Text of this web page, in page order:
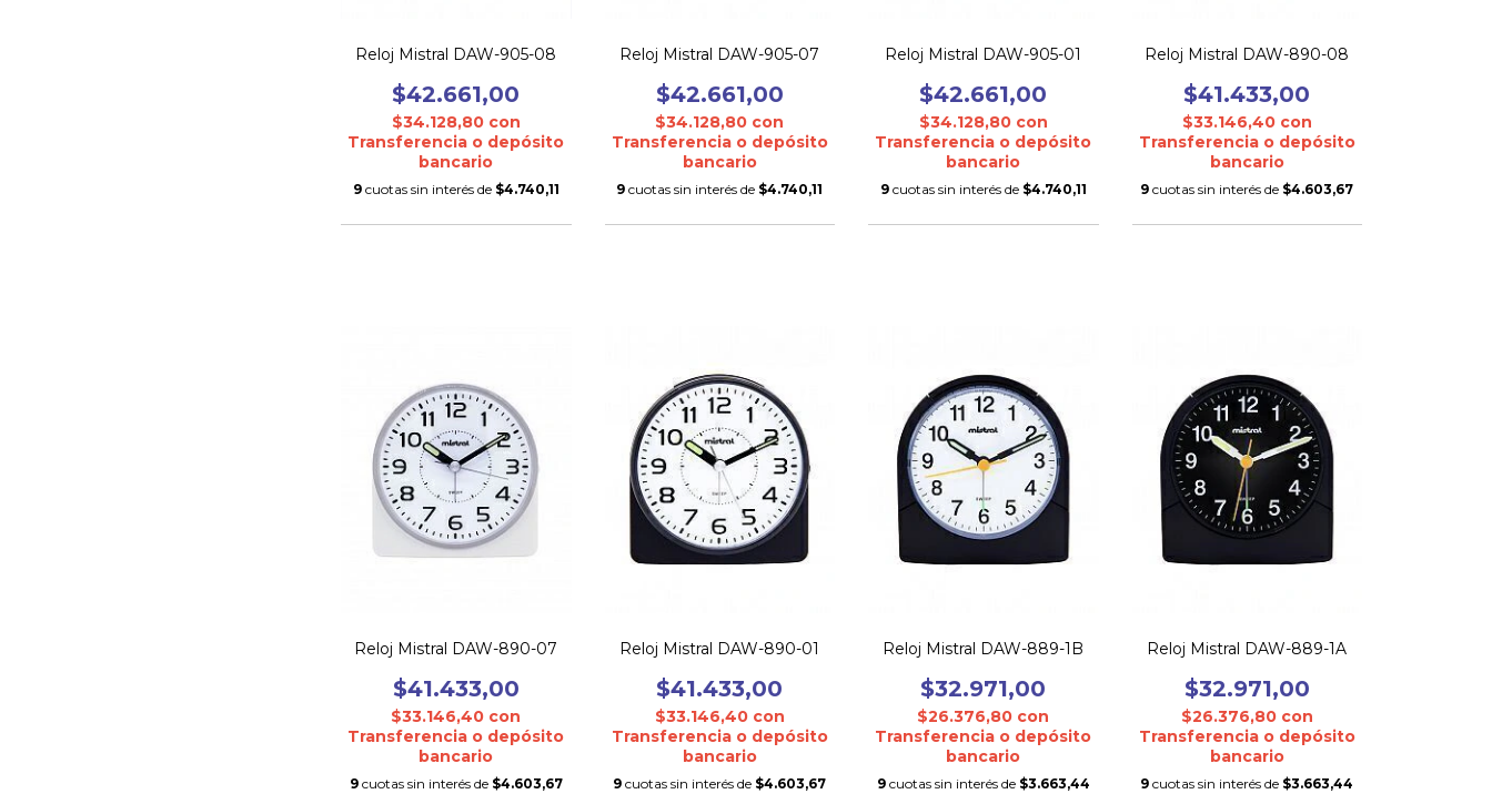
Reloj Mistral DAW-905-08
$42.661,00
$34.128,80 con
Transferencia o depósito
bancario
9 cuotas sin interés de $4.740,11
Reloj Mistral DAW-905-07
$42.661,00
$34.128,80 con
Transferencia o depósito
bancario
9 cuotas sin interés de $4.740,11
Reloj Mistral DAW-905-01
$42.661,00
$34.128,80 con
Transferencia o depósito
bancario
9 cuotas sin interés de $4.740,11
Reloj Mistral DAW-890-08
$41.433,00
$33.146,40 con
Transferencia o depósito
bancario
9 cuotas sin interés de $4.603,67
Reloj Mistral DAW-890-07
$41.433,00
$33.146,40 con
Transferencia o depósito
bancario
9 cuotas sin interés de $4.603,67
Reloj Mistral DAW-890-01
$41.433,00
$33.146,40 con
Transferencia o depósito
bancario
9 cuotas sin interés de $4.603,67
Reloj Mistral DAW-889-1B
$32.971,00
$26.376,80 con
Transferencia o depósito
bancario
9 cuotas sin interés de $3.663,44
Reloj Mistral DAW-889-1A
$32.971,00
$26.376,80 con
Transferencia o depósito
bancario
9 cuotas sin interés de $3.663,44